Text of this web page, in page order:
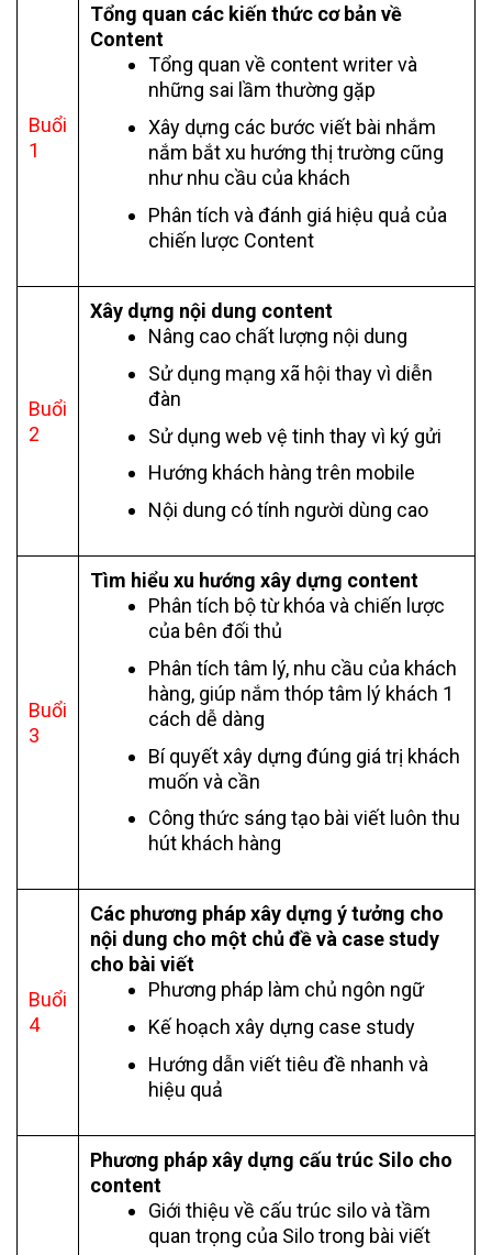
Buổi
1
Tổng quan các kiến thức cơ bản về
Content
Tổng quan về content writer và
những sai lầm thường gặp
Xây dựng các bước viết bài nhắm
nắm bắt xu hướng thị trường cũng
như nhu cầu của khách
Phân tích và đánh giá hiệu quả của
chiến lược Content
Buổi
2
Xây dựng nội dung content
Nâng cao chất lượng nội dung
Sử dụng mạng xã hội thay vì diễn
đàn
Sử dụng web vệ tinh thay vì ký gửi
Hướng khách hàng trên mobile
Nội dung có tính người dùng cao
Buổi
3
Tìm hiểu xu hướng xây dựng content
Phân tích bộ từ khóa và chiến lược
của bên đối thủ
Phân tích tâm lý, nhu cầu của khách
hàng, giúp nắm thóp tâm lý khách 1
cách dễ dàng
Bí quyết xây dựng đúng giá trị khách
muốn và cần
Công thức sáng tạo bài viết luôn thu
hút khách hàng
Buổi
4
Các phương pháp xây dựng ý tưởng cho
nội dung cho một chủ đề và case study
cho bài viết
Phương pháp làm chủ ngôn ngữ
Kế hoạch xây dựng case study
Hướng dẫn viết tiêu đề nhanh và
hiệu quả
Phương pháp xây dựng cấu trúc Silo cho
content
Giới thiệu về cấu trúc silo và tầm
quan trọng của Silo trong bài viết